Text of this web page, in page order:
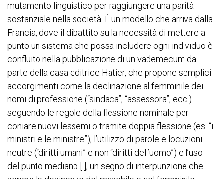
mutamento linguistico per raggiungere una parità
sostanziale nella società. È un modello che arriva dalla
Francia, dove il dibattito sulla necessità di mettere a
punto un sistema che possa includere ogni individuo è
confluito nella pubblicazione di un vademecum da
parte della casa editrice Hatier, che propone semplici
accorgimenti come la declinazione al femminile dei
nomi di professione (“sindaca”, “assessora”, ecc.)
seguendo le regole della flessione nominale per
coniare nuovi lessemi o tramite doppia flessione (es. “i
ministri e le ministre”), l’utilizzo di parole e locuzioni
neutre (“diritti umani” e non “diritti dell’uomo”) e l’uso
del punto mediano [·], un segno di interpunzione che